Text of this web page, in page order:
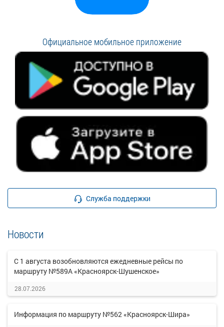
Официальное мобильное приложение
Служба поддержки
Новости
С 1 августа возобновляются ежедневные рейсы по
маршруту №589А «Красноярск-Шушенское»
28.07.2026
Информация по маршруту №562 «Красноярск-Шира»